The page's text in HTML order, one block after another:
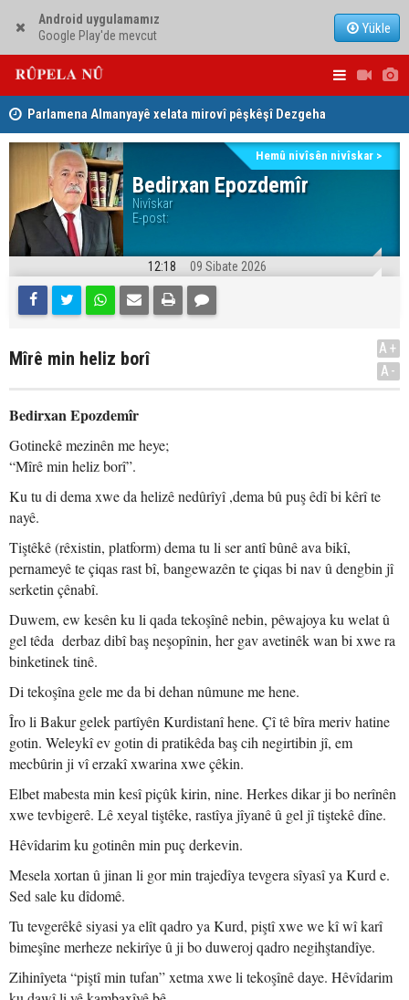
Android uygulamamız
Google Play'de mevcut
Yükle
Parlamena Almanyayê xelata mirovî pêşkêşî Dezgeha
Xêrxwaziya Barzanî kir gotinên
Bedirxan Epozdemîr
Nivîskar
E-post:
Hemû nivîsên nivîskar >
12:18 09 Sibate 2026
Mîrê min heliz borî
A+
A-
Bedirxan Epozdemîr
Gotinekê mezinên me heye;
“Mîrê min heliz borî”.
Ku tu di dema xwe da helizê nedûrîyî ,dema bû puş êdî bi kêrî te
nayê.
Tiştêkê (rêxistin, platform) dema tu li ser antî bûnê ava bikî,
pernameyê te çiqas rast bî, bangewazên te çiqas bi nav û dengbin jî
serketin çênabî.
Duwem, ew kesên ku li qada tekoşînê nebin, pêwajoya ku welat û
gel têda derbaz dibî baş neşopînin, her gav avetinêk wan bi xwe ra
binketinek tinê.
Di tekoşîna gele me da bi dehan nûmune me hene.
Îro li Bakur gelek partîyên Kurdistanî hene. Çî tê bîra meriv hatine
gotin. Weleykî ev gotin di pratikêda baş cih negirtibin jî, em
mecbûrin ji vî erzakî xwarina xwe çêkin.
Elbet mabesta min kesî piçûk kirin, nine. Herkes dikar ji bo nerînên
xwe tevbigerê. Lê xeyal tiştêke, rastîya jîyanê û gel jî tiştekê dîne.
Hêvîdarim ku gotinên min puç derkevin.
Mesela xortan û jinan li gor min trajedîya tevgera sîyasî ya Kurd e.
Sed sale ku dîdomê.
Tu tevgerêkê siyasi ya elît qadro ya Kurd, piştî xwe we kî wî karî
bimeşîne merheze nekirîye û ji bo duweroj qadro negihştandîye.
Zihinîyeta “piştî min tufan” xetma xwe li tekoşînê daye. Hêvîdarim